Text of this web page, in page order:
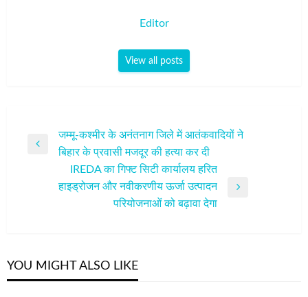
Editor
View all posts
नेविगेशन
Previous
जम्मू-कश्मीर के अनंतनाग जिले में आतंकवादियों ने
बिहार के प्रवासी मजदूर की हत्या कर दी
IREDA का गिफ्ट सिटी कार्यालय हरित
हाइड्रोजन और नवीकरणीय ऊर्जा उत्पादन
परियोजनाओं को बढ़ावा देगा
YOU MIGHT ALSO LIKE